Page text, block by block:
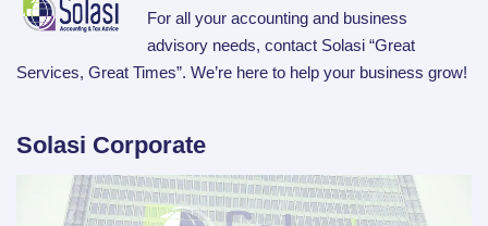
For all your accounting and business
advisory needs, contact Solasi “Great
Services, Great Times”. We’re here to help your business grow!
Solasi Corporate
Player